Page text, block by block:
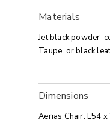
Materials
Jet black powder-
Taupe, or black
Dimensions
Aërias Chair: L54